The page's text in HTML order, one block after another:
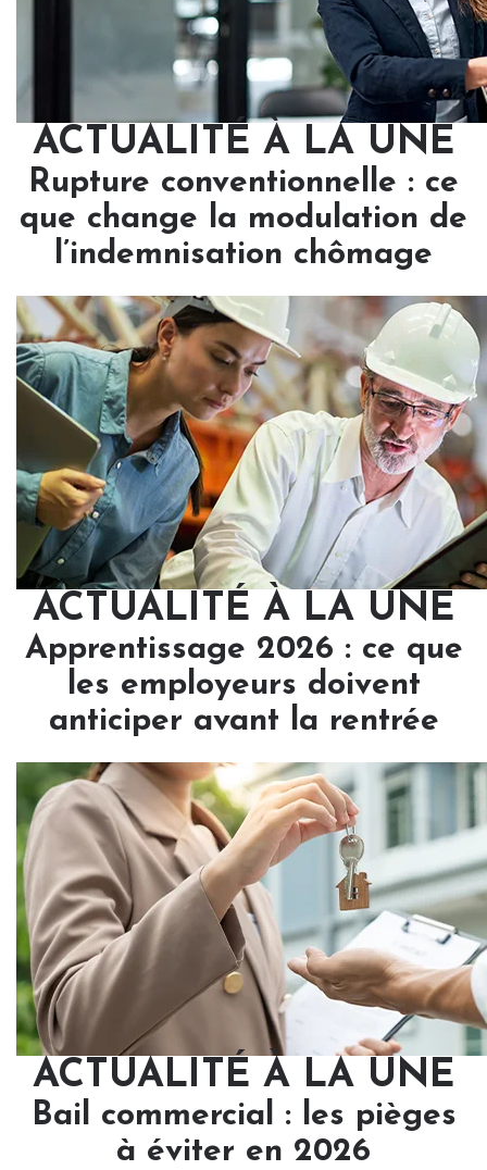
ACTUALITÉ À LA UNE
Rupture conventionnelle : ce
que change la modulation de
l’indemnisation chômage
ACTUALITÉ À LA UNE
Apprentissage 2026 : ce que
les employeurs doivent
anticiper avant la rentrée
ACTUALITÉ À LA UNE
Bail commercial : les pièges
à éviter en 2026